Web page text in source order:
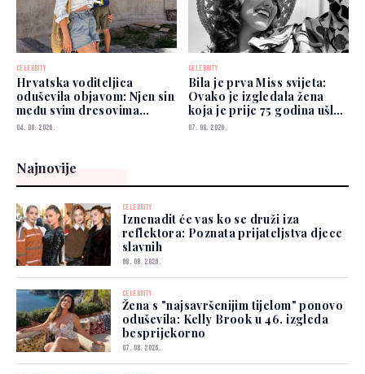
CELEBRITY
Hrvatska voditeljica
oduševila objavom: Njen sin
među svim dresovima
izabrao Zmajeve
04. 08. 2026.
CELEBRITY
Bila je prva Miss svijeta:
Ovako je izgledala žena
koja je prije 75 godina ušla
u historiju
07. 08. 2026.
Najnovije
CELEBRITY
Iznenadit će vas ko se druži iza
reflektora: Poznata prijateljstva djece
slavnih
08. 08. 2026.
CELEBRITY
Žena s "najsavršenijim tijelom" ponovo
oduševila: Kelly Brook u 46. izgleda
besprijekorno
07. 08. 2026.